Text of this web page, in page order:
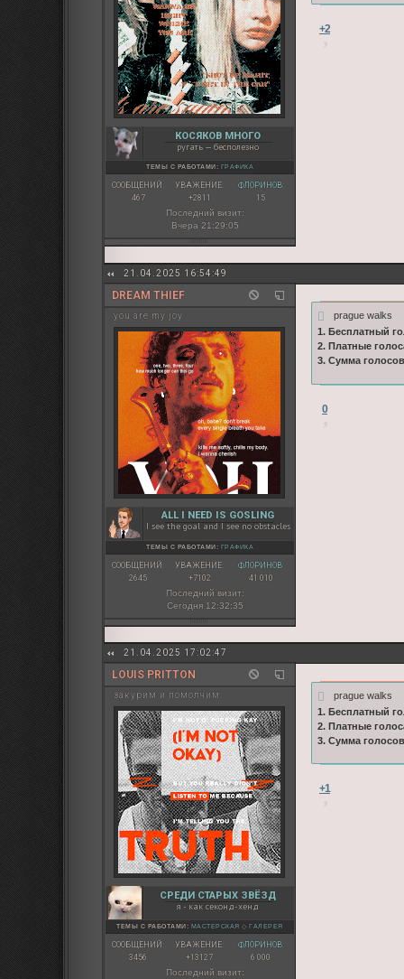
КОСЯКОВ МНОГО
ругать — бесполезно
ТЕМЫ С РАБОТАМИ: ГРАФИКА
СООБЩЕНИЙ:
467
УВАЖЕНИЕ:
+2811
ФЛОРИНОВ:
15
Последний визит:
Вчера 21:29:05
+2
21.04.2025 16:54:49
DREAM THIEF
you are my joy
ALL I NEED IS GOSLING
I see the goal and I see no obstacles
ТЕМЫ С РАБОТАМИ: ГРАФИКА
СООБЩЕНИЙ:
2645
УВАЖЕНИЕ:
+7102
ФЛОРИНОВ:
41 010
Последний визит:
Сегодня 12:32:35
prague walks
1. Бесплатный
2. Платные
3. Сумма
0
21.04.2025 17:02:47
LOUIS PRITTON
закурим и помолчим.
СРЕДИ СТАРЫХ ЗВЁЗД
я - как секонд-хенд
ТЕМЫ С РАБОТАМИ: МАСТЕРСКАЯ ◇ ГАЛЕРЕЯ
СООБЩЕНИЙ:
3456
УВАЖЕНИЕ:
+13127
ФЛОРИНОВ:
6 000
Последний визит:
prague walks
1. Бесплатный
2. Платные
3. Сумма
+1